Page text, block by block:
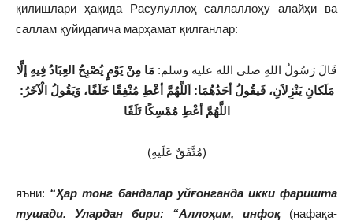
қилишлари ҳақида Расулуллоҳ саллаллоҳу алайҳи ва
саллам қуйидагича марҳамат қилганлар:
قَالَ رَسُولُ اللهِ صلى الله عليه وسلم: مَا مِنْ يَوْمٍ يُصْبِحُ العِبَادُ فِيهِ إلَّا
مَلَكانِ يَنْزِلاَنِ، فَيقُولُ أحَدُهُمَا: اَللَّهُمَّ أعْطِ مُنْفِقًا خَلَفًا، وَيَقُولُ الْآخَرُ:
اللَّهُمَّ أعْطِ مُمْسِكًا تَلَفًا
(مُتَّفَقٌ عَلَيهِ)
яъни: “Ҳар тонг бандалар уйғонганда икки фаришта
тушади. Улардан бири: “Аллоҳим, инфоқ (нафақа-